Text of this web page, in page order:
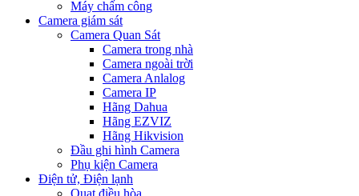
Máy chấm công
Camera giám sát
Camera Quan Sát
Camera trong nhà
Camera ngoài trời
Camera Anlalog
Camera IP
Hãng Dahua
Hãng EZVIZ
Hãng Hikvision
Đầu ghi hình Camera
Phụ kiện Camera
Điện tử, Điện lạnh